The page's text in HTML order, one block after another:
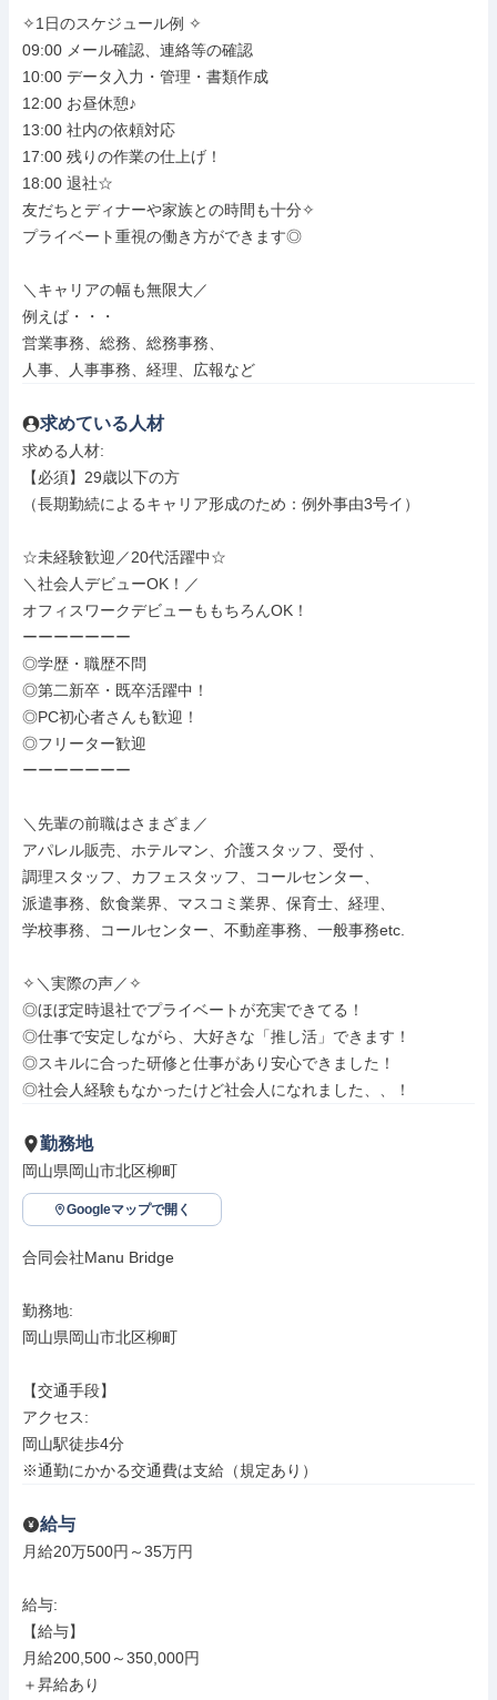
✧1日のスケジュール例 ✧
09:00 メール確認、連絡等の確認
10:00 データ入力・管理・書類作成
12:00 お昼休憩♪
13:00 社内の依頼対応
17:00 残りの作業の仕上げ！
18:00 退社☆
友だちとディナーや家族との時間も十分✧
プライベート重視の働き方ができます◎
＼キャリアの幅も無限大／
例えば・・・
営業事務、総務、総務事務、
人事、人事事務、経理、広報など
求めている人材
求める人材:
【必須】29歳以下の方
（長期勤続によるキャリア形成のため：例外事由3号イ）
☆未経験歓迎／20代活躍中☆
＼社会人デビューOK！／
オフィスワークデビューももちろんOK！
ーーーーーーー
◎学歴・職歴不問
◎第二新卒・既卒活躍中！
◎PC初心者さんも歓迎！
◎フリーター歓迎
ーーーーーーー
＼先輩の前職はさまざま／
アパレル販売、ホテルマン、介護スタッフ、受付 、
調理スタッフ、カフェスタッフ、コールセンター、
派遣事務、飲食業界、マスコミ業界、保育士、経理、
学校事務、コールセンター、不動産事務、一般事務etc.
✧＼実際の声／✧
◎ほぼ定時退社でプライベートが充実できてる！
◎仕事で安定しながら、大好きな「推し活」できます！
◎スキルに合った研修と仕事があり安心できました！
◎社会人経験もなかったけど社会人になれました、、！
勤務地
岡山県岡山市北区柳町
Googleマップで開く
合同会社Manu Bridge
勤務地:
岡山県岡山市北区柳町
【交通手段】
アクセス:
岡山駅徒歩4分
※通勤にかかる交通費は支給（規定あり）
給与
月給20万500円～35万円
給与:
【給与】
月給200,500～350,000円
＋昇給あり